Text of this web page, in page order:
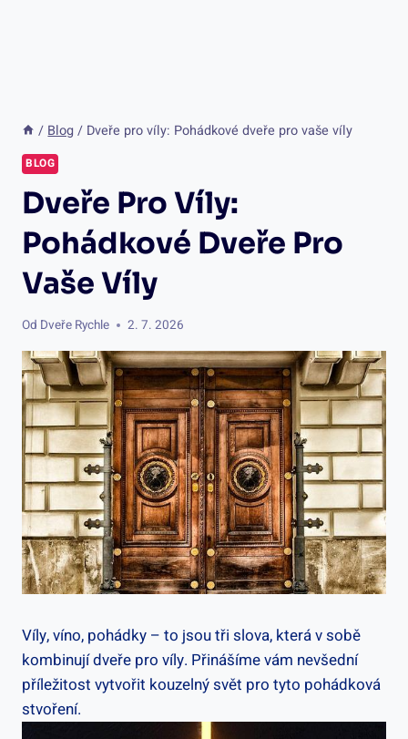
/ Blog / Dveře pro víly: Pohádkové dveře pro vaše víly
BLOG
Dveře Pro Víly:
Pohádkové Dveře Pro
Vaše Víly
Od Dveře Rychle 2. 7. 2026
Víly, víno, pohádky – to jsou tři slova, která v sobě
kombinují dveře pro víly. Přinášíme vám nevšední
příležitost vytvořit kouzelný svět pro tyto pohádková
stvoření.